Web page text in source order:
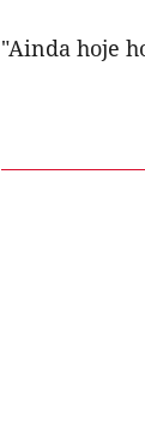
"Ainda hoje